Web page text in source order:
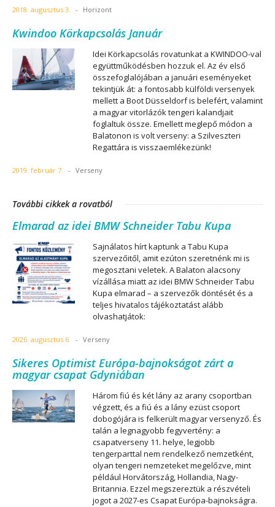
2018. augusztus 3. - Horizont
Kwindoo Körkapcsolás Január
Idei Körkapcsolás rovatunkat a KWINDOO-val
együttműködésben hozzuk el. Az év első
összefoglalójában a januári eseményeket
tekintjük át: a fontosabb külföldi versenyek
mellett a Boot Düsseldorf is belefért, valamint
a magyar vitorlázók tengeri kalandjait
foglaltuk össze. Emellett meglepő módon a
Balatonon is volt verseny: a Szilveszteri
Regattára is visszaemlékezünk!
2019. február 7. - Verseny
További cikkek a rovatból
Elmarad az idei BMW Schneider Tabu Kupa
Sajnálatos hírt kaptunk a Tabu Kupa
szervezőitől, amit ezúton szeretnénk mi is
megosztani veletek. A Balaton alacsony
vízállása miatt az idei BMW Schneider Tabu
Kupa elmarad – a szervezők döntését és a
teljes hivatalos tájékoztatást alább
olvashatjátok:
2026. augusztus 6. - Verseny
Sikeres Optimist Európa-bajnokságot zárt a
magyar csapat Gdyniában
Három fiú és két lány az arany csoportban
végzett, és a fiú és a lány ezüst csoport
dobogójára is felkerült magyar versenyző. És
talán a legnagyobb fegyvertény: a
csapatverseny 11. helye, legjobb
tengerparttal nem rendelkező nemzetként,
olyan tengeri nemzeteket megelőzve, mint
például Horvátország, Hollandia, Nagy-
Britannia. Ezzel megszereztük a részvételi
jogot a 2027-es Csapat Európa-bajnokságra.